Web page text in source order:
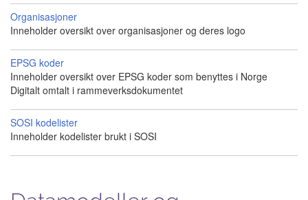
Organisasjoner
Inneholder oversikt over organisasjoner og deres logo
EPSG koder
Inneholder oversikt over EPSG koder som benyttes i Norge
Digitalt omtalt i rammeverksdokumentet
SOSI kodelister
Inneholder kodelister brukt i SOSI